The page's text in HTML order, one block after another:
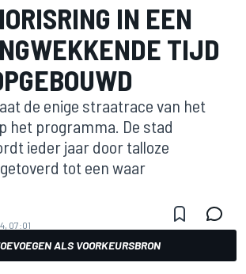
IN EEN
TIJD
de enige straatrace van het
het programma. De stad
ieder jaar door talloze
tot een waar
07:01
ALS VOORKEURSBRON